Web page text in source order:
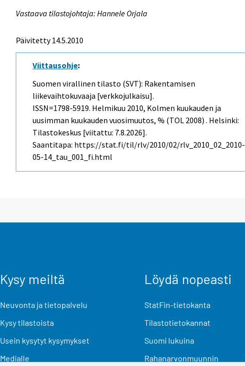
Vastaava tilastojohtaja: Hannele Orjala
Päivitetty 14.5.2010
Viittausohje:
Suomen virallinen tilasto (SVT): Rakentamisen
liikevaihtokuvaaja [verkkojulkaisu].
ISSN=1798-5919. Helmikuu 2010, Kolmen kuukauden ja
uusimman kuukauden vuosimuutos, % (TOL 2008) . Helsinki:
Tilastokeskus [viitattu: 7.8.2026].
Saantitapa: https://stat.fi/til/rlv/2010/02/rlv_2010_02_2010-
05-14_tau_001_fi.html
Kysy meiltä
Neuvonta ja tietopalvelu
Kysy tilastoista
Usein kysytyt kysymykset
Medialle
Löydä nopeasti
StatFin-tietokanta
Tilastotietokannat
Suomi lukuina
Rahanarvonmuunnin